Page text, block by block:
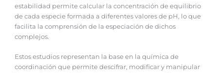
estabilidad permite calcular la concentración de equilibrio
de cada especie formada a diferentes valores de pH, lo que
facilita la comprensión de la especiación de dichos
complejos.
Estos estudios representan la base en la química de
coordinación que permite descifrar, modificar y manipular